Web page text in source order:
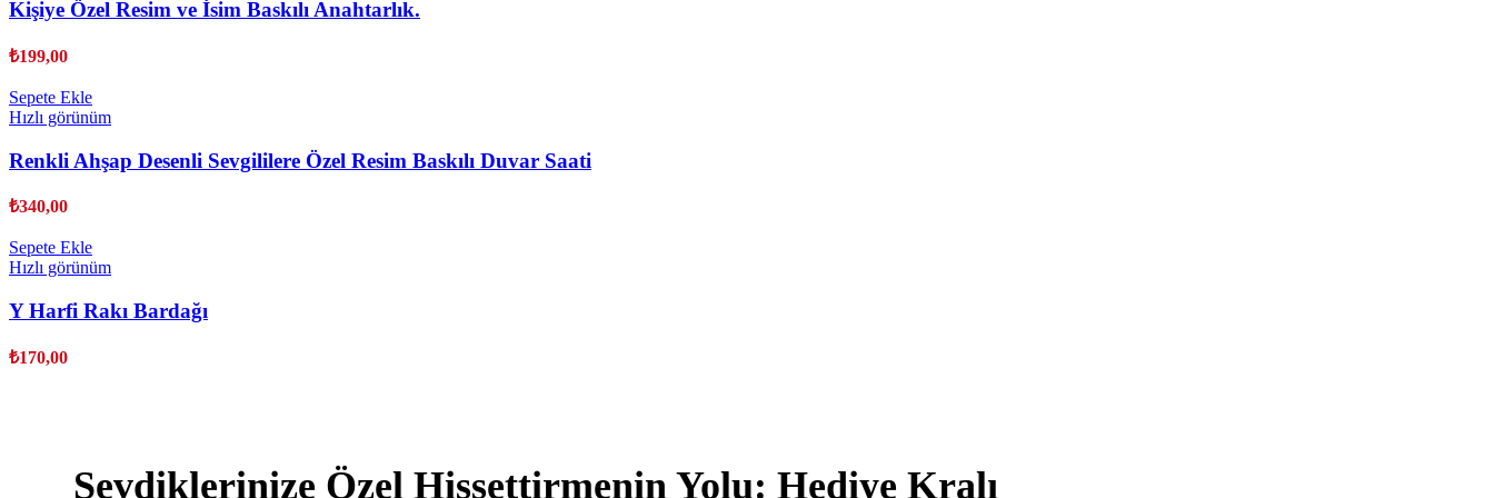
Kişiye Özel Resim ve İsim Baskılı Anahtarlık.
₺199,00
Sepete Ekle
Hızlı görünüm
Renkli Ahşap Desenli Sevgililere Özel Resim Baskılı Duvar Saati
₺340,00
Sepete Ekle
Hızlı görünüm
Y Harfi Rakı Bardağı
₺170,00
Sevdiklerinize Özel Hissettirmenin Yolu: Hediye Kralı